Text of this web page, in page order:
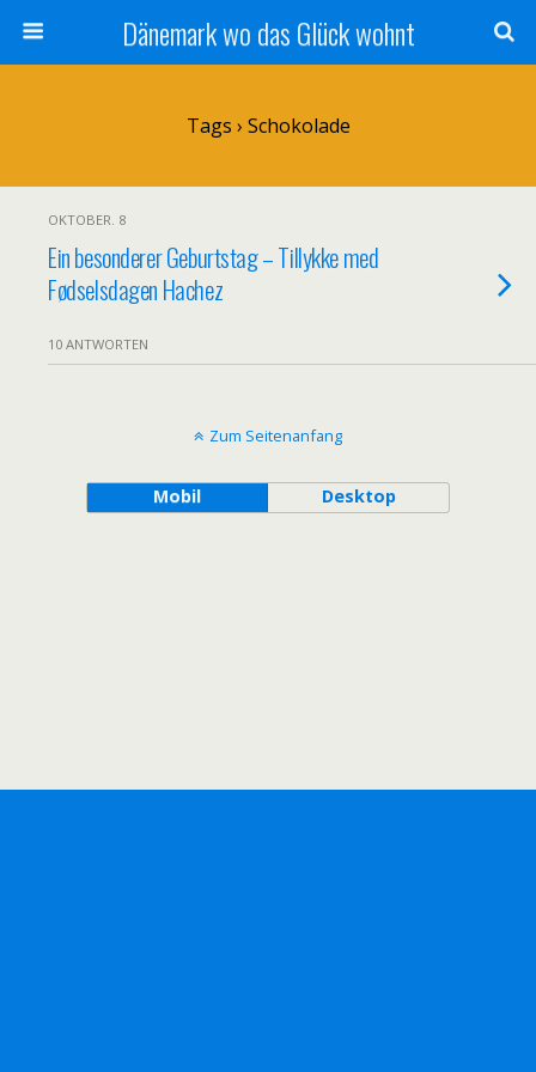
Dänemark wo das Glück wohnt
Tags › Schokolade
OKTOBER. 8
Ein besonderer Geburtstag – Tillykke med
Fødselsdagen Hachez
10 ANTWORTEN
Zum Seitenanfang
Mobil Desktop